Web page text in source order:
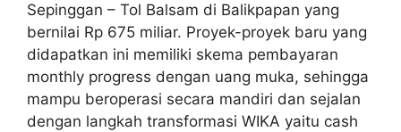
Sepinggan – Tol Balsam di Balikpapan yang
bernilai Rp 675 miliar. Proyek-proyek baru yang
didapatkan ini memiliki skema pembayaran
monthly progress dengan uang muka, sehingga
mampu beroperasi secara mandiri dan sejalan
dengan langkah transformasi WIKA yaitu cash